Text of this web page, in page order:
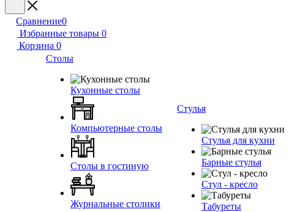
Сравнение0
Избранные товары 0
Корзина 0
Столы
Кухонные столы
Компьютерные столы
Столы в гостиную
Журнальные столики
Стулья
Стулья для кухни
Барные стулья
Стул - кресло
Табуреты